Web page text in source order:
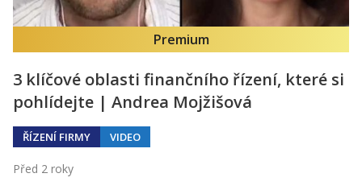
Premium
3 klíčové oblasti finančního řízení, které si
pohlídejte | Andrea Mojžišová
ŘÍZENÍ FIRMY VIDEO
Před 2 roky